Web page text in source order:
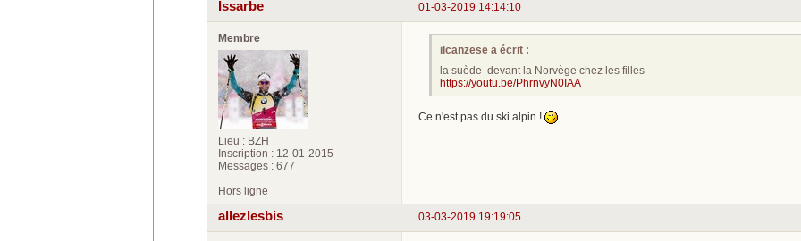
01-03-2019 14:14:10
Issarbe
Membre
Lieu : BZH
Inscription : 12-01-2015
Messages : 677
ilcanzese a écrit :
la suède devant la Norvège chez les filles
https://youtu.be/PhrnvyN0IAA
Ce n'est pas du ski alpin !
Hors ligne
03-03-2019 19:19:05
allezlesbis